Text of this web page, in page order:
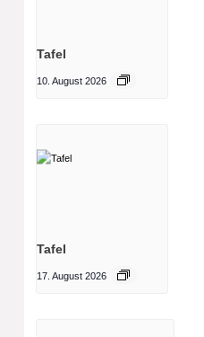
Tafel
10. August 2026
Tafel
17. August 2026